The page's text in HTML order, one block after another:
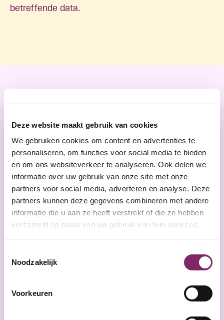
Deze website maakt gebruik van cookies
We gebruiken cookies om content en advertenties te
personaliseren, om functies voor social media te bieden
en om ons websiteverkeer te analyseren. Ook delen we
informatie over uw gebruik van onze site met onze
partners voor social media, adverteren en analyse. Deze
partners kunnen deze gegevens combineren met andere
informatie die u aan ze heeft verstrekt of die ze hebben
verzameld op basis van uw gebruik van hun services.
Noodzakelijk
Voorkeuren
betreffende data.
Also in English!
Does your company employ staff members with a
support need? Or do you plan to do so in the
future? If so, the City of Amsterdam offers you the
one-day HARRIE-training – in English – in
cooperation with CNV. Keep an eye on this page to
learn when the next English edition is
The training is intended for a direct
colleague of the employee to be supported, who is
HARRIE? Who is that?